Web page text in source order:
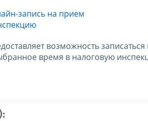
запись на прием
возможность
время в налоговую
):